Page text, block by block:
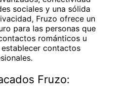
sociales y una sólida
Fruzo ofrece un
para las personas que
románticos u
contactos
Fruzo: